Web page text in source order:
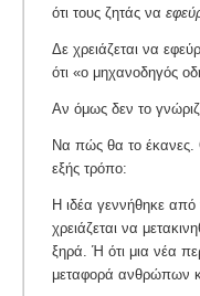
ότι τους ζητάς να
Δε χρειάζεται να
ότι «ο μηχανοδηγός
Αν όμως δεν το
Να πώς θα το έκανες.
εξής τρόπο:
Η ιδέα γεννήθηκε από
χρειάζεται να
ξηρά. Ή ότι μια νέα
μεταφορά ανθρώπων